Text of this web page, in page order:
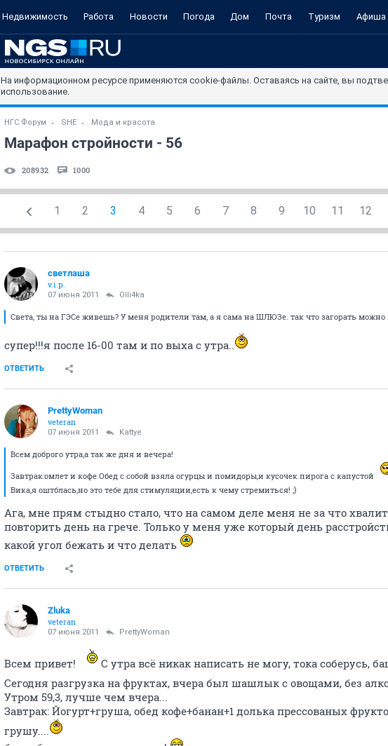
Недвижимость Работа Новости Погода Дом Почта Туризм Афиша
На информационном ресурсе применяются cookie-файлы. Оставаясь на сайте, вы
использование.
НГС.Форум SHE Мода и красота
Марафон стройности - 56
208932 1000
1 2 3 4 5 6 7 8 9 10 11 12
светлаша
v.i.p.
07 июня 2011 Olli4ka
Света, ты на ГЭСе живешь? У меня родители там, а я сама на ШЛЮЗе. так что загорать можно
супер!!!я после 16-00 там и по выха с утра..
ОТВЕТИТЬ
PrettyWoman
veteran
07 июня 2011 Kattye
Всем доброго утра,а так же дня и вечера!
Завтрак:омлет и кофе.Обед с собой взяла огурцы и помидоры,и кусочек пирога с капустой
Вика,я оштблась,но это тебе для стимуляции,есть к чему стремиться! ;)
Ага, мне прям стыдно стало, что на самом деле меня не за что
повторить день на грече. Только у меня уже который день
какой угол бежать и что делать
ОТВЕТИТЬ
Zluka
veteran
07 июня 2011 PrettyWoman
Всем привет!
С утра всё никак написать не могу, тока соберусь,
Сегодня разгрузка на фруктах, вчера был шашлык с овощами, без
Утром 59,3, лучше чем вчера...
Завтрак: Йогурт+груша, обед кофе+банан+1 долька прессованых
грушу....